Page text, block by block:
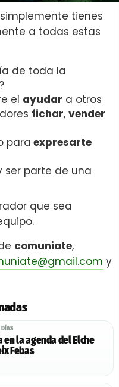
tienes
a todas estas
de toda la
el ayudar a otros
fichar, vender
para expresarte
ser parte de una
que sea
comuniate,
y
DÍAS
en la agenda del Elche
Febas